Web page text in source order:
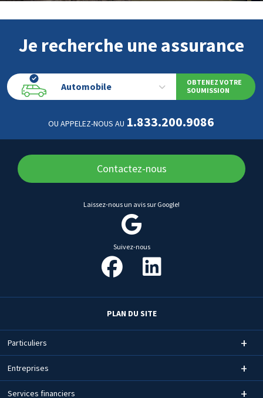
Je recherche une assurance
Automobile
OBTENEZ VOTRE
SOUMISSION
OU APPELEZ-NOUS AU 1.833.200.9086
Contactez-nous
Laissez-nous un avis sur Google!
Suivez-nous
PLAN DU SITE
Particuliers
Entreprises
Services financiers